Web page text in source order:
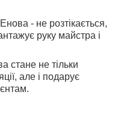
- не розтікається,
руку майстра і
стане не тільки
але і подарує